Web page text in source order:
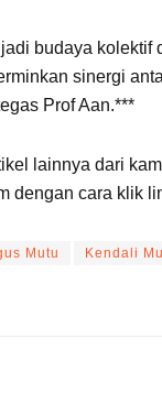
budaya
sinergi
Prof Aan.***
lainnya dari
dengan cara klik
Mutu Kendali